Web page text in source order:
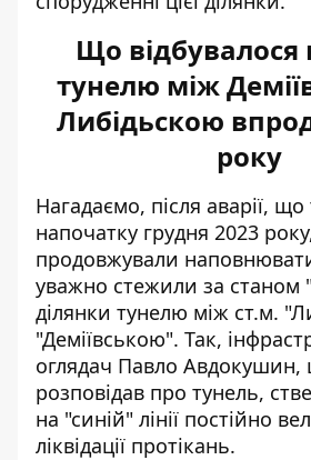
Що відбувалося
тунелю між
Либідьскою
року
Нагадаємо, після аварії,
напочатку грудня 2023
продовжували
уважно стежили за станом
ділянки тунелю між ст.м.
"Деміївською". Так,
оглядач Павло Авдокушин,
розповідав про тунель,
на "синій" лінії постійно
ліквідації протікань.